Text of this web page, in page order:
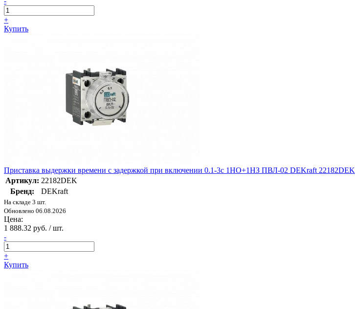
+
Купить
Приставка выдержки времени с задержкой при включении 0.1-3с 1НО+1НЗ ПВЛ-02 DEKraft 22182DEK
Артикул: 22182DEK
Бренд:
DEKraft
На складе 3 шт.
Обновлено 06.08.2026
Цена:
1 888.32 руб. / шт.
-
+
Купить